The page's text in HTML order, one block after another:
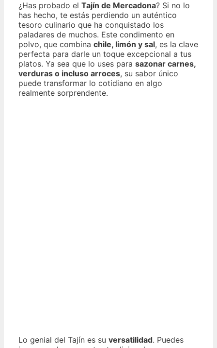
¿Has probado el Tajín de Mercadona? Si no lo
has hecho, te estás perdiendo un auténtico
tesoro culinario que ha conquistado los
paladares de muchos. Este condimento en
polvo, que combina chile, limón y sal, es la clave
perfecta para darle un toque excepcional a tus
platos. Ya sea que lo uses para sazonar carnes,
verduras o incluso arroces, su sabor único
puede transformar lo cotidiano en algo
realmente sorprendente.
Lo genial del Tajín es su versatilidad. Puedes